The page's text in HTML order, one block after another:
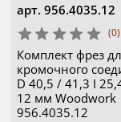
арт. 956.4035.12
(0)
Комплект фрез
кромочного
D 40,5 / 41,3 I
12 мм Woodwork
956.4035.12